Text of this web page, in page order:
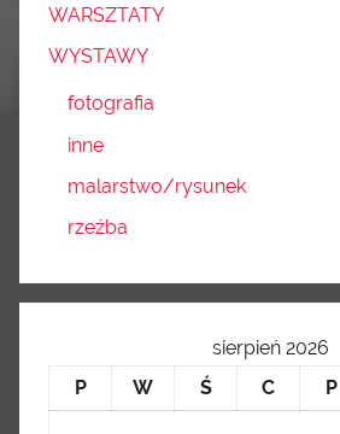
WARSZTATY
WYSTAWY
fotografia
inne
malarstwo/rysunek
rzeźba
sierpień 2026
P
W Ś C P